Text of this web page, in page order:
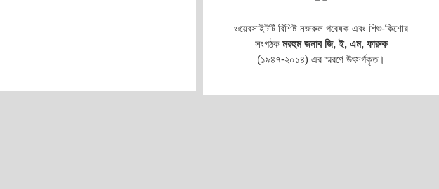
ওয়েবসাইটটি বিশিষ্ট নজরুল গবেষক এবং শিশু-কিশোর
সংগঠকমরহুম জনাব জি, ই, এম, ফারুক
(১৯৪৭-২০১৪) এর স্মরণে উৎসর্গকৃত।